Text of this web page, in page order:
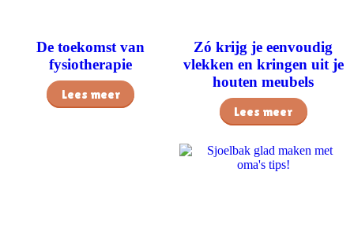
De toekomst van
fysiotherapie
Lees meer
Zó krijg je eenvoudig
vlekken en kringen uit je
houten meubels
Lees meer